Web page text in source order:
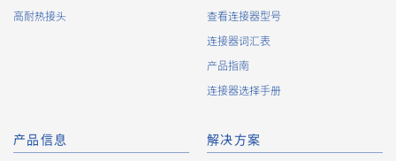
高耐热接头
查看连接器型号
连接器词汇表
产品指南
连接器选择手册
产品信息 解决方案